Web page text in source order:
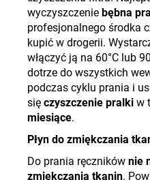
wyczyszczenie bębna
profesjonalnego środka
kupić w drogerii.
włączyć ją na 60°C lub
dotrze do wszystkich
podczas cyklu prania i
się czyszczenie pralki w
miesiące.
Płyn do zmiękczania
Do prania ręczników nie
zmiękczania tkanin.